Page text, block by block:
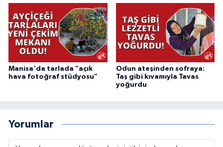
Manisa'da tarlada "açık
hava fotoğraf stüdyosu"
Odun ateşinden sofraya:
Taş gibi kıvamıyla Tavas
yoğurdu
Yorumlar